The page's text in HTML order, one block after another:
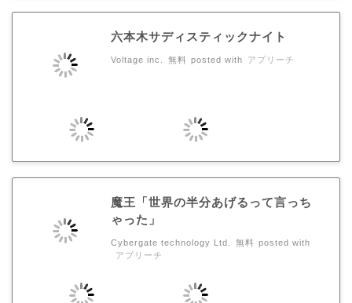
六本木サディスティックナイト
Voltage inc. 無料 posted with アプリーチ
魔王「世界の半分あげるって言っち
ゃった」
Cybergate technology Ltd. 無料 posted with
アプリーチ